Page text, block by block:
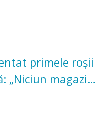
primele roșii
„Niciun magazin
satisfacție”